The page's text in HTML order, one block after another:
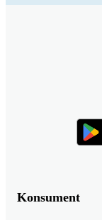
Konsument